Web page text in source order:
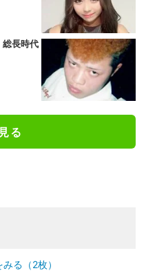
総長時代
る
る（2枚）